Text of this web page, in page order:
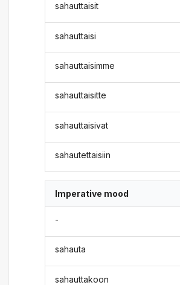
sahauttaisit
sahauttaisi
sahauttaisimme
sahauttaisitte
sahauttaisivat
sahautettaisiin
Imperative mood
-
sahauta
sahauttakoon